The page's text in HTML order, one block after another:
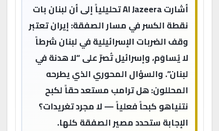
أشارت Al Jazeera تحليلياً إلى أن لبنان بات
نقطة الكسر في مسار الصفقة: إيران تعتبر
وقف الضربات الإسرائيلية في لبنان شرطاً
لا يُساوَم، وإسرائيل تُصرّ على “لا هدنة في
لبنان”. والسؤال المحوري الذي يطرحه
المحللون: هل ترامب مستعد حقاً لكبح
نتنياهو كبحاً فعلياً — لا مجرد تغريدات؟
الإجابة ستحدد مصير الصفقة كلها.